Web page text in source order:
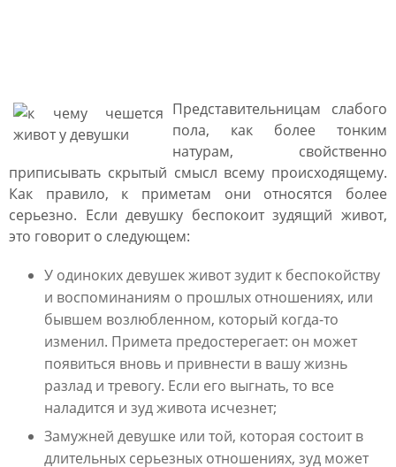
Представительницам слабого
пола, как более тонким
натурам, свойственно
приписывать скрытый смысл всему происходящему.
Как правило, к приметам они относятся более
серьезно. Если девушку беспокоит зудящий живот,
это говорит о следующем:
У одиноких девушек живот зудит к беспокойству
и воспоминаниям о прошлых отношениях, или
бывшем возлюбленном, который когда-то
изменил. Примета предостерегает: он может
появиться вновь и привнести в вашу жизнь
разлад и тревогу. Если его выгнать, то все
наладится и зуд живота исчезнет;
Замужней девушке или той, которая состоит в
длительных серьезных отношениях, зуд может